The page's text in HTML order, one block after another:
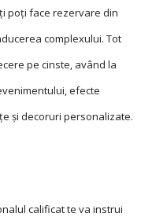
poți face rezervare din
complexului. Tot
pe cinste, având la
efecte
și decoruri personalizate.
calificat te va instrui